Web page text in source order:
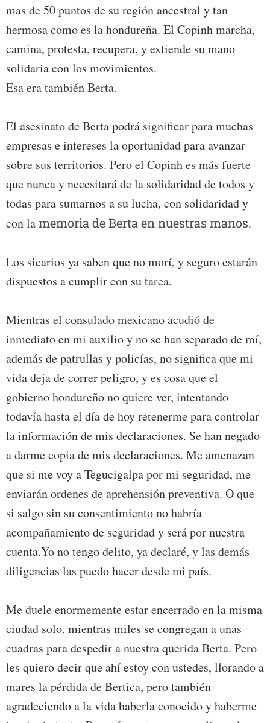
mas de 50 puntos de su región ancestral y tan
hermosa como es la hondureña. El Copinh marcha,
camina, protesta, recupera, y extiende su mano
solidaria con los movimientos.
Esa era también Berta.
El asesinato de Berta podrá significar para muchas
empresas e intereses la oportunidad para avanzar
sobre sus territorios. Pero el Copinh es más fuerte
que nunca y necesitará de la solidaridad de todos y
todas para sumarnos a su lucha, con solidaridad y
con lamemoria de Berta en nuestras manos.
Los sicarios ya saben que no morí, y seguro estarán
dispuestos a cumplir con su tarea.
Mientras el consulado mexicano acudió de
inmediato en mi auxilio y no se han separado de mí,
además de patrullas y policías, no significa que mi
vida deja de correr peligro, y es cosa que el
gobierno hondureño no quiere ver, intentando
todavía hasta el día de hoy retenerme para controlar
la información de mis declaraciones. Se han negado
a darme copia de mis declaraciones. Me amenazan
que si me voy a Tegucigalpa por mi seguridad, me
enviarán ordenes de aprehensión preventiva. O que
si salgo sin su consentimiento no habría
acompañamiento de seguridad y será por nuestra
cuenta.Yo no tengo delito, ya declaré, y las demás
diligencias las puedo hacer desde mi país.
Me duele enormemente estar encerrado en la misma
ciudad solo, mientras miles se congregan a unas
cuadras para despedir a nuestra querida Berta. Pero
les quiero decir que ahí estoy con ustedes, llorando a
mares la pérdida de Bertica, pero también
agradeciendo a la vida haberla conocido y haberme